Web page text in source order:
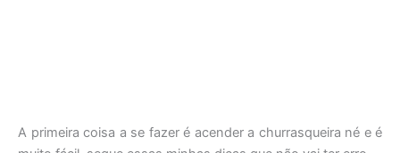
A primeira coisa a se fazer é acender a churrasqueira né e é